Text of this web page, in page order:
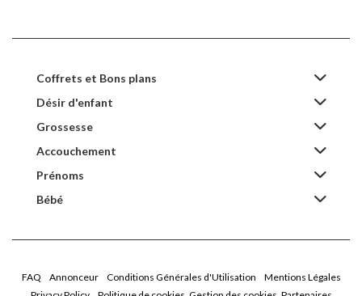
Coffrets et Bons plans
Désir d'enfant
Grossesse
Accouchement
Prénoms
Bébé
FAQ Annonceur Conditions Générales d'Utilisation
Mentions Légales